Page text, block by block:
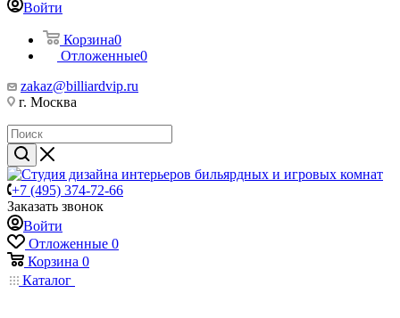
Войти
Корзина0
Отложенные0
zakaz@billiardvip.ru
г. Москва
+7 (495) 374-72-66
Заказать звонок
Войти
Отложенные 0
Корзина 0
Каталог